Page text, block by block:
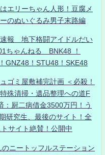
エリーちゃん人形！豆腐メ
のぬいぐるみ男子末路編
報 地下格闘アイドルだい
ちゃんねる BNK48 ！
GNZ48！STU48！SKE48
ゴミ屋敷補完計画 ＜必殺！
殊清掃・遺品整理への道F
：厨二病借金3500万円！う
研究生、最後のサイト！全
サイト絶賛！公開中
ニートッフルステーション